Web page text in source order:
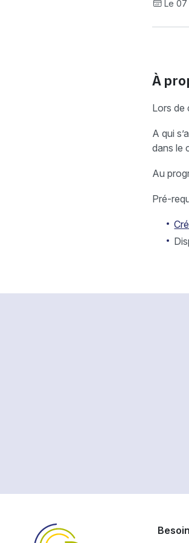
Le
À
Lors de
A qui
dans le
Au
Pré-